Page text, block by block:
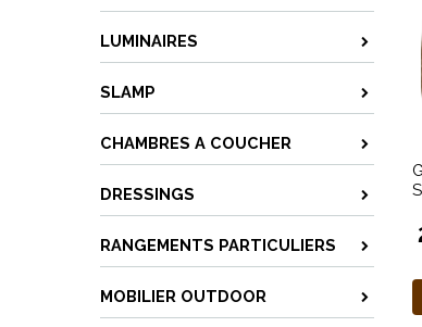
LUMINAIRES
SLAMP
CHAMBRES A COUCHER
DRESSINGS
RANGEMENTS PARTICULIERS
MOBILIER OUTDOOR